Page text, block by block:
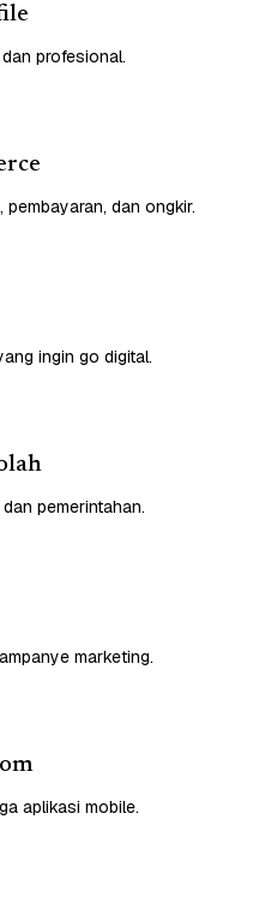
profesional.
dan ongkir.
ingin go digital.
pemerintahan.
marketing.
aplikasi mobile.